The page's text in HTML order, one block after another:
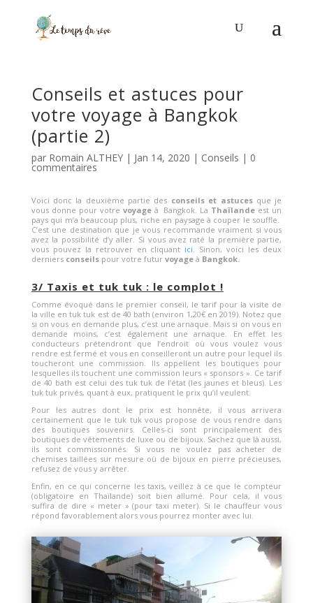
Conseils et astuces pour
votre voyage à Bangkok
(partie 2)
par Romain ALTHEY| Jan 14, 2020 | Conseils | 0
commentaires
Voici donc la deuxième partie des conseils et astucesque je
vous donne pour votre voyageà Bangkok. La Thaïlande est un
pays qui m’a beaucoup plus, riche en paysage à couper le souffle.
C’est une destination que je vous recommande vraiment si vous
avez la possibilité d’y aller. Si vous avez raté la première partie,
vous pouvez la retrouver en cliquant ici. Sinon, voici les deux
derniers conseilspour votre futur voyageà Bangkok.
3/ Taxis et tuk tuk : le complot !
Comme évoqué dans le premier conseil, le tarif pour la visite de
la ville en tuk tuk est de 40 bath (environ 1,20€ en 2019). Notez que
si on vous en demande plus, c’est une arnaque. Mais si on vous en
demande moins, c’est également une arnaque. En effet les
conducteurs prétendront que l’endroit où vous voulez vous
rendre est fermé et vous en conseilleront un autre pour lequel ils
toucheront une commission. Ils appellent les boutiques pour
lesquelles ils touchent une commission leurs « sponsors ». Ce tarif
de 40 bath est celui des tuk tuk de l’état (les jaunes et bleus). Les
tuk tuk privés, quant à eux, pratiquent le prix qu’il veulent.
Pour les autres dont le prix est honnête, il vous arrivera
certainement que le tuk tuk vous propose de vous rendre dans
des boutiques souvenirs. Celles-ci sont principalement des
boutiques de vêtements de luxe ou de bijoux. Sachez que là aussi,
ils sont commissionnés. Si vous ne voulez pas acheter de
chemises taillées sur mesure où de bijoux en pierre précieuses,
refusez de vous y arrêter.
Enfin, en ce qui concerne les taxis, veillez à ce que le compteur
(obligatoire en Thaïlande) soit bien allumé. Pour cela, il vous
suffira de dire « meter » (pour taxi meter). Si le chauffeur vous
répond favorablement alors vous pourrez monter avec lui.